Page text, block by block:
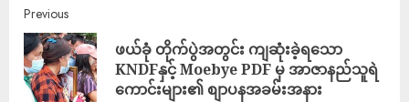
Previous
ဖယ်ခုံ တိုက်ပွဲအတွင်း ကျဆုံးခဲ့ရ​သော
KNDFနှင့် Moebye PDF မှ အာဇာနည်သူရဲ​
ကောင်းများ၏ စျာပနအခမ်းအနား